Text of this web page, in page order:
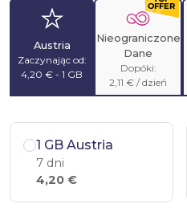
Austria
Zaczynając od:
4,20 € - 1 GB
Nieograniczone
Dane
Dopóki:
2,11 € / dzień
1 GB Austria
7 dni
4,20 €